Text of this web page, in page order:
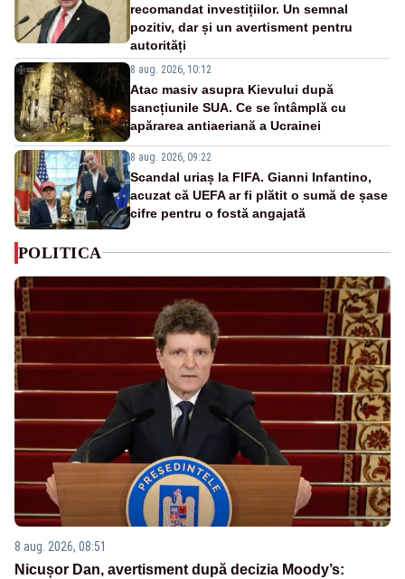
recomandat investițiilor. Un semnal
pozitiv, dar și un avertisment pentru
autorități
8 aug. 2026, 10:12
Atac masiv asupra Kievului după
sancțiunile SUA. Ce se întâmplă cu
apărarea antiaeriană a Ucrainei
8 aug. 2026, 09:22
Scandal uriaș la FIFA. Gianni Infantino,
acuzat că UEFA ar fi plătit o sumă de șase
cifre pentru o fostă angajată
POLITICA
8 aug. 2026, 08:51
Nicușor Dan, avertisment după decizia Moody’s: